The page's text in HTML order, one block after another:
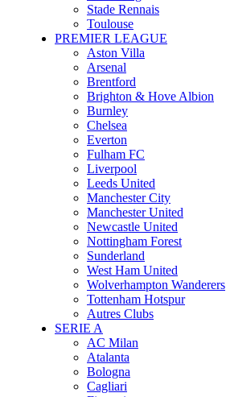
Stade Rennais
Toulouse
PREMIER LEAGUE
Aston Villa
Arsenal
Brentford
Brighton & Hove Albion
Burnley
Chelsea
Everton
Fulham FC
Liverpool
Leeds United
Manchester City
Manchester United
Newcastle United
Nottingham Forest
Sunderland
West Ham United
Wolverhampton Wanderers
Tottenham Hotspur
Autres Clubs
SERIE A
AC Milan
Atalanta
Bologna
Cagliari